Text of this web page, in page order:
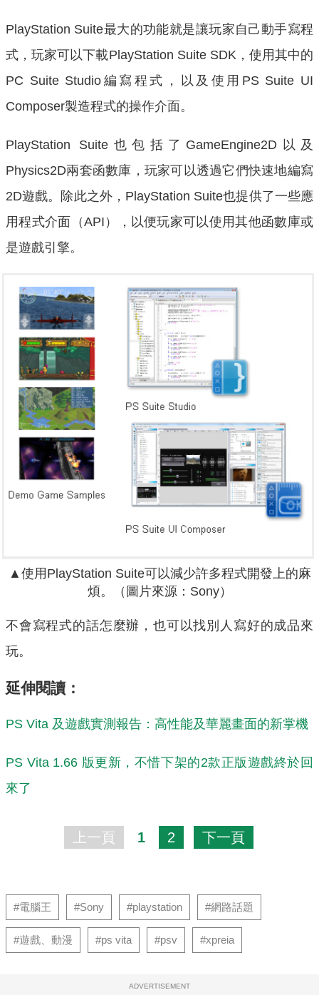
PlayStation Suite最大的功能就是讓玩家自己動手寫程
式，玩家可以下載PlayStation Suite SDK，使用其中的
PC Suite Studio編寫程式，以及使用PS Suite UI
Composer製造程式的操作介面。
PlayStation Suite也包括了GameEngine2D以及
Physics2D兩套函數庫，玩家可以透過它們快速地編寫
2D遊戲。除此之外，PlayStation Suite也提供了一些應
用程式介面（API），以便玩家可以使用其他函數庫或
是遊戲引擎。
▲使用PlayStation Suite可以減少許多程式開發上的麻
煩。（圖片來源：Sony）
不會寫程式的話怎麼辦，也可以找別人寫好的成品來
玩。
延伸閱讀：
PS Vita 及遊戲實測報告：高性能及華麗畫面的新掌機
PS Vita 1.66 版更新，不惜下架的2款正版遊戲終於回
來了
上一頁 1 2 下一頁
#電腦王 #Sony #playstation #網路話題
#遊戲、動漫 #ps vita #psv #xpreia
ADVERTISEMENT